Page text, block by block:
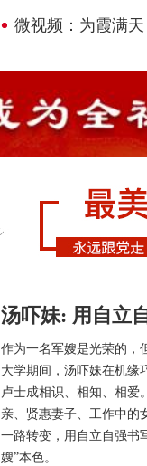
微视频：为霞满
汤吓妹: 用自立
作为一名军嫂是光荣的，
大学期间，汤吓妹在机缘
卢士成相识、相知、相爱
亲、贤惠妻子、工作中的
一路转变，用自立自强书
嫂”本色。